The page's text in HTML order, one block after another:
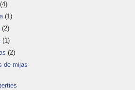
(1)
(2)
(1)
(2)
de mijas